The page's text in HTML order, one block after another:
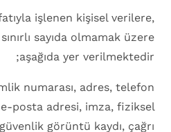
işlenen kişisel verilere,
sayıda olmamak üzere
aşağıda yer verilmektedir;
numarası, adres, telefon
e-posta adresi, imza, fiziksel
görüntü kaydı, çağrı